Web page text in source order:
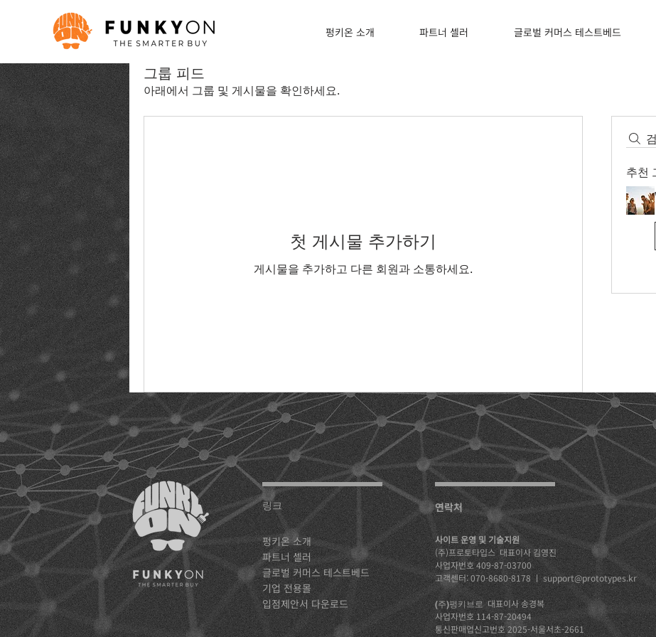
펑키온 소개 파트너 셀러 글로벌 커머스 테스트베드
그룹 피드
아래에서 그룹 및 게시물을 확인하세요.
추천
첫 게시물 추가하기
게시물을 추가하고 다른 회원과 소통하세요.
링크
펑키온 소개
파트너 셀러
글로벌 커머스 테스트베드
기업 전용몰
입점제안서 다운로드
​연락처
사이트 운영 및 기술지원
(주)프로토타입스 대표이사 김영진
​사업자번호 409-87-03700
​고객센터: 070-8680-8178 ㅣsupport@prototypes.kr
(주)펑키브로 대표이사 송경복
사업자번호 114-87-20494
​통신판매업신고번호 2025-서울서초-2661